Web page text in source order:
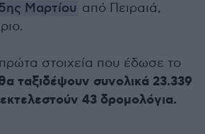
Μαρτίου από Πειραιά,
στοιχεία που έδωσε το
ταξιδέψουν συνολικά 23.339
43 δρομολόγια.